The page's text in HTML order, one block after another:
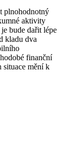
plnohodnotný
aktivity
bude dařit lépe
kladu dva
finanční
situace mění k